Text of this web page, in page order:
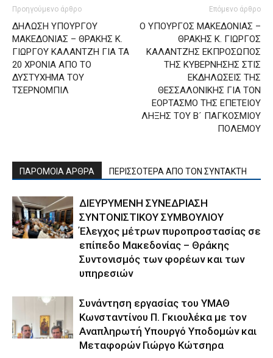
Προηγούμενο άρθρο
ΔΗΛΩΣΗ ΥΠΟΥΡΓΟΥ
ΜΑΚΕΔΟΝΙΑΣ – ΘΡΑΚΗΣ Κ.
ΓΙΩΡΓΟΥ ΚΑΛΑΝΤΖΗ ΓΙΑ ΤΑ
20 ΧΡΟΝΙΑ ΑΠΟ ΤΟ
ΔΥΣΤΥΧΗΜΑ ΤΟΥ
ΤΣΕΡΝΟΜΠΙΛ
Επόμενο άρθρο
Ο ΥΠΟΥΡΓΟΣ ΜΑΚΕΔΟΝΙΑΣ –
ΘΡΑΚΗΣ Κ. ΓΙΩΡΓΟΣ
ΚΑΛΑΝΤΖΗΣ ΕΚΠΡΟΣΩΠΟΣ
ΤΗΣ ΚΥΒΕΡΝΗΣΗΣ ΣΤΙΣ
ΕΚΔΗΛΩΣΕΙΣ ΤΗΣ
ΘΕΣΣΑΛΟΝΙΚΗΣ ΓΙΑ ΤΟΝ
ΕΟΡΤΑΣΜΟ ΤΗΣ ΕΠΕΤΕΙΟΥ
ΛΗΞΗΣ ΤΟΥ Β´ ΠΑΓΚΟΣΜΙΟΥ
ΠΟΛΕΜΟΥ
ΠΑΡΟΜΟΙΑ ΑΡΘΡΑ ΠΕΡΙΣΣΟΤΕΡΑ ΑΠΟ ΤΟΝ ΣΥΝΤΑΚΤΗ
ΔΙΕΥΡΥΜΕΝΗ ΣΥΝΕΔΡΙΑΣΗ
ΣΥΝΤΟΝΙΣΤΙΚΟΥ ΣΥΜΒΟΥΛΙΟΥ
Έλεγχος μέτρων πυροπροστασίας σε
επίπεδο Μακεδονίας – Θράκης
Συντονισμός των φορέων και των
υπηρεσιών
Συνάντηση εργασίας του ΥΜΑΘ
Κωνσταντίνου Π. Γκιουλέκα με τον
Αναπληρωτή Υπουργό Υποδομών και
Μεταφορών Γιώργο Κώτσηρα